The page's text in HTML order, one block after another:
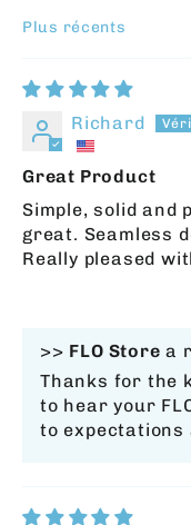
SORT BY
Richard
Great Product
Simple, solid and
great. Seamless
Really pleased
>> FLO Store a
Thanks for the
to hear your
to expectations